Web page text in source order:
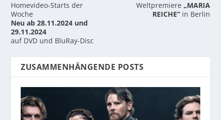
Homevideo-Starts der
Woche
Neu ab 28.11.2024 und
29.11.2024
auf DVD und BluRay-Disc
Weltpremiere „MARIA
REICHE“ in Berlin
ZUSAMMENHÄNGENDE POSTS